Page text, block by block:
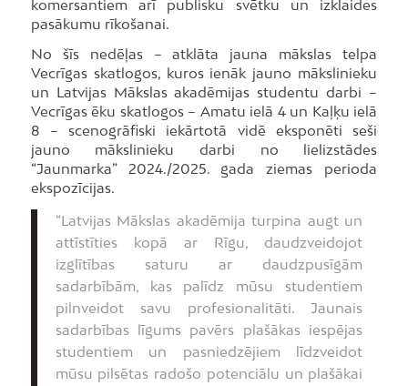
komersantiem arī publisku svētku un izklaides
pasākumu rīkošanai.
No šīs nedēļas – atklāta jauna mākslas telpa
Vecrīgas skatlogos, kuros ienāk jauno mākslinieku
un Latvijas Mākslas akadēmijas studentu darbi –
Vecrīgas ēku skatlogos – Amatu ielā 4 un Kaļķu ielā
8 – scenogrāfiski iekārtotā vidē eksponēti seši
jauno mākslinieku darbi no lielizstādes
“Jaunmarka” 2024./2025. gada ziemas perioda
ekspozīcijas.
“Latvijas Mākslas akadēmija turpina augt un
attīstīties kopā ar Rīgu, daudzveidojot
izglītības saturu ar daudzpusīgām
sadarbībām, kas palīdz mūsu studentiem
pilnveidot savu profesionalitāti. Jaunais
sadarbības līgums pavērs plašākas iespējas
studentiem un pasniedzējiem līdzveidot
mūsu pilsētas radošo potenciālu un plašākai